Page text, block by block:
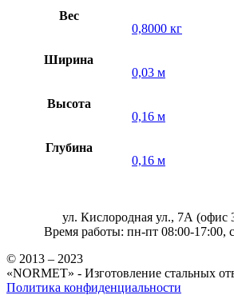
Вес
0,8000 кг
Ширина
0,03 м
Высота
0,16 м
Глубина
0,16 м
ул. Кислородная ул., 7А (офис
Время работы: пн-пт 08:00-17:00,
© 2013 – 2023
«NORMET» - Изготовление стальных
Политика конфиденциальности